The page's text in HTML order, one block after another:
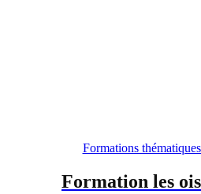
Formations
Formation les